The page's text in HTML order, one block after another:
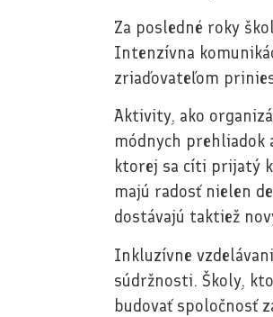
Za posledné roky
Intenzívna
zriaďovateľom
Aktivity, ako
módnych prehliadok
ktorej sa cíti prijatý
majú radosť nielen
dostávajú taktiež
Inkluzívne
súdržnosti. Školy,
budovať spoločnosť